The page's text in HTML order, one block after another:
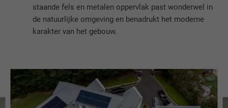
staande fels en metalen oppervlak past wonderwel in
de natuurlijke omgeving en benadrukt het moderne
karakter van het gebouw.